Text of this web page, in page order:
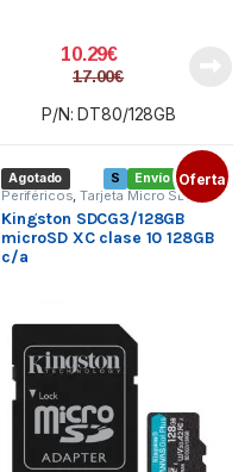
10.29€
17.00€
P/N: DT80/128GB
Envío gratis
S
Agotado Oferta
Periféricos,Tarjeta Micro SD,
Tarjetas de memoria
Kingston SDCG3/128GB
microSD XC clase 10 128GB
c/a